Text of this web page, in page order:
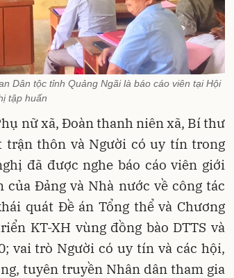
Dân tộc tỉnh Quảng Ngãi là báo cáo viên tại Hội
tập huấn
nữ xã, Đoàn thanh niên xã, Bí thư
trận thôn và Người có uy tín trong
đã được nghe báo cáo viên giới
Đảng và Nhà nước về công tác
quát Đề án Tổng thể và Chương
KT-XH vùng đồng bào DTTS và
vai trò Người có uy tín và các hội,
tuyên truyền Nhân dân tham gia